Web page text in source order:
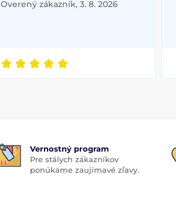
Overený zákazník, 3. 8. 2026
Vernostný program
Pre stálych zákazníkov
ponúkame zaujímavé zľavy.